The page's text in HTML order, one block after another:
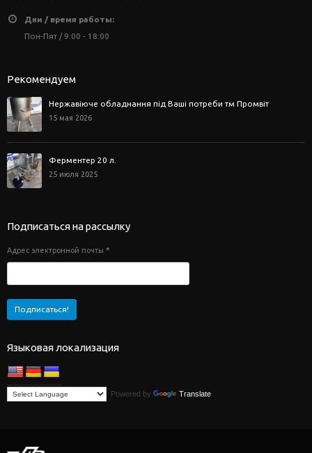
Дни / время работы:
Пон-Пят / 9:00 - 18:00
Рекомендуем
Нержавіюче обладнання під Ваші потреби тм Промвіт
15 мая 2026
Ферментер 20 л.
25 июля 2025
Подписаться на рассылку
Адрес электронной почты *
Языковая локализация
Powered by Translate